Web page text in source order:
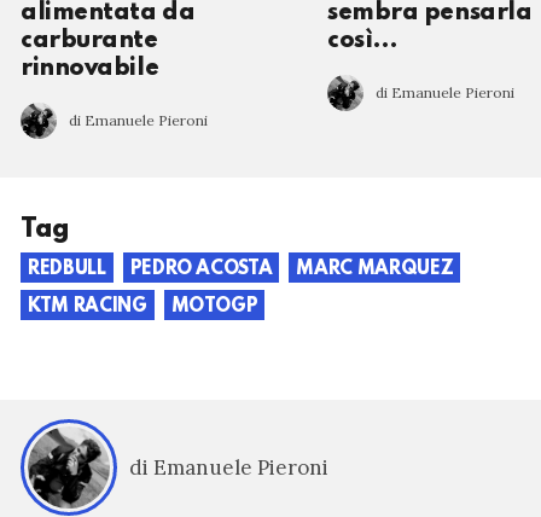
alimentata da
carburante
rinnovabile
di Emanuele Pieroni
sembra pensarla
così…
di Emanuele Pieroni
Tag
REDBULL PEDRO ACOSTA
MARC MARQUEZ
KTM RACING
MOTOGP
di Emanuele Pieroni